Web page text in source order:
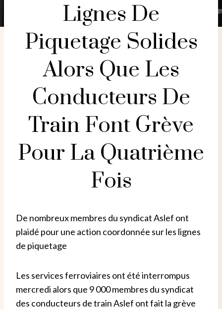
Lignes De
Piquetage Solides
Alors Que Les
Conducteurs De
Train Font Grève
Pour La Quatrième
Fois
De nombreux membres du syndicat Aslef ont
plaidé pour une action coordonnée sur les lignes
de piquetage
Les services ferroviaires ont été interrompus
mercredi alors que 9 000 membres du syndicat
des conducteurs de train Aslef ont fait la grève